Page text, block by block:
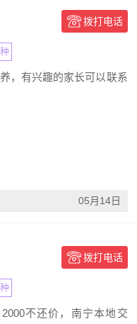
拨打电话
，有兴趣的家长可以联系
05月14日
拨打电话
不还价，南宁本地交